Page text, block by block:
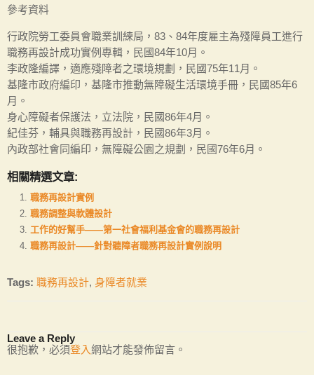
參考資料
行政院勞工委員會職業訓練局，83、84年度雇主為殘障員工進行
職務再設計成功實例專輯，民國84年10月。
李政隆編譯，適應殘障者之環境規劃，民國75年11月。
基隆市政府編印，基隆市推動無障礙生活環境手冊，民國85年6
月。
身心障礙者保護法，立法院，民國86年4月。
紀佳芬，輔具與職務再設計，民國86年3月。
內政部社會同編印，無障礙公園之規劃，民國76年6月。
相關精選文章:
職務再設計實例
職務調整與軟體設計
工作的好幫手——第一社會福利基金會的職務再設計
職務再設計——針對聽障者職務再設計實例說明
Tags: 職務再設計, 身障者就業
Leave a Reply
很抱歉，必須登入網站才能發佈留言。